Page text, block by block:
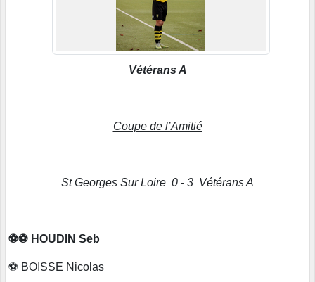
Vétérans A
Coupe de l’Amitié
St Georges Sur Loire 0 - 3 Vétérans A
⚽️⚽️ HOUDIN Seb
⚽️ BOISSE Nicolas